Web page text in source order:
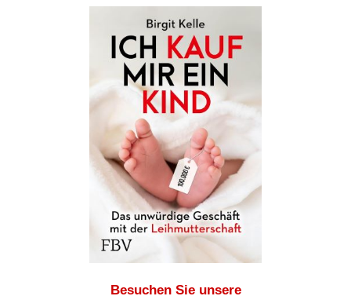
Besuchen Sie unsere